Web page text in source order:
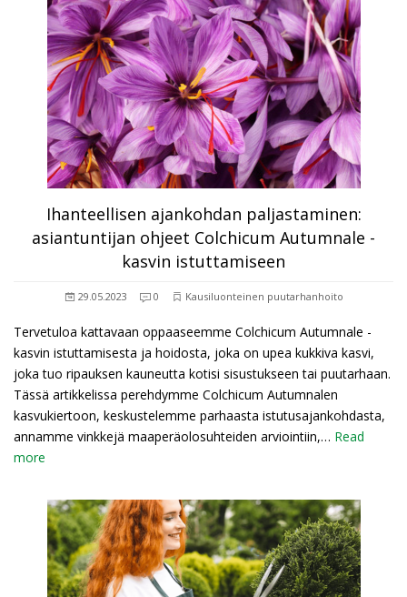
Ihanteellisen ajankohdan paljastaminen:
asiantuntijan ohjeet Colchicum Autumnale -
kasvin istuttamiseen
29.05.2023 0 Kausiluonteinen puutarhanhoito
Tervetuloa kattavaan oppaaseemme Colchicum Autumnale -
kasvin istuttamisesta ja hoidosta, joka on upea kukkiva kasvi,
joka tuo ripauksen kauneutta kotisi sisustukseen tai puutarhaan.
Tässä artikkelissa perehdymme Colchicum Autumnalen
kasvukiertoon, keskustelemme parhaasta istutusajankohdasta,
annamme vinkkejä maaperäolosuhteiden arviointiin,… Read
more